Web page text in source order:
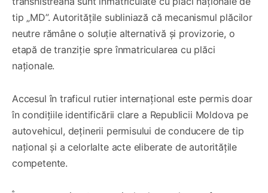
tip „MD”. Autoritățile subliniază că mecanismul plăcilor
neutre rămâne o soluție alternativă și provizorie, o
etapă de tranziție spre înmatricularea cu plăci
naționale.
Accesul în traficul rutier internațional este permis doar
în condițiile identificării clare a Republicii Moldova pe
autovehicul, deținerii permisului de conducere de tip
național și a celorlalte acte eliberate de autoritățile
competente.